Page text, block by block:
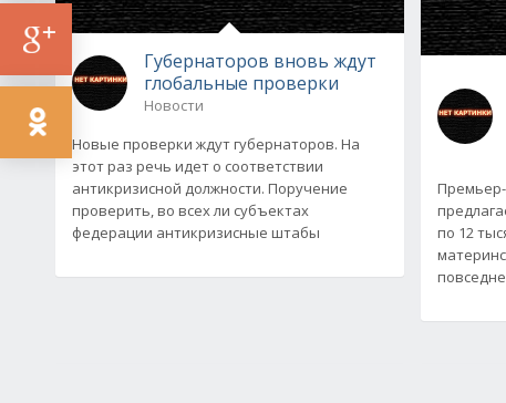
Губернаторов вновь ждут
глобальные проверки
Новости
Новые проверки ждут губернаторов. На
этот раз речь идет о соответствии
антикризисной должности. Поручение
проверить, во всех ли субъектах
федерации антикризисные штабы
по 12